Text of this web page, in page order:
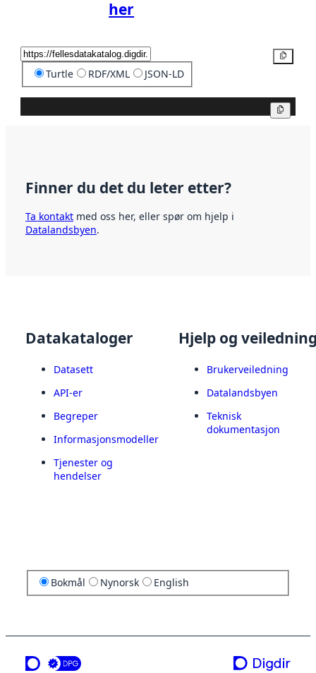
her
Turtle RDF/XML JSON-LD
Finner du det du leter etter?
Ta kontakt med oss her, eller spør om hjelp i
Datalandsbyen.
Datakataloger
Datasett
API-er
Begreper
Informasjonsmodeller
Tjenester og
hendelser
Hjelp og
Brukerveiledning
Datalandsbyen
Teknisk
dokumentasjon
Bokmål Nynorsk English